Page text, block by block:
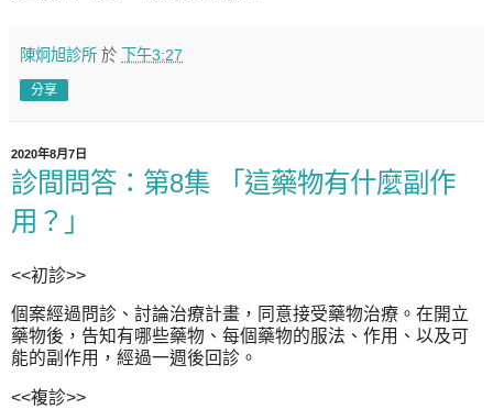
陳炯旭診所 於 下午3:27
分享
2020年8月7日
診間問答：第8集 「這藥物有什麼副作
用？」
<<初診>>
個案經過問診、討論治療計畫，同意接受藥物治療。在開立
藥物後，告知有哪些藥物、每個藥物的服法、作用、以及可
能的副作用，經過一週後回診。
<<複診>>